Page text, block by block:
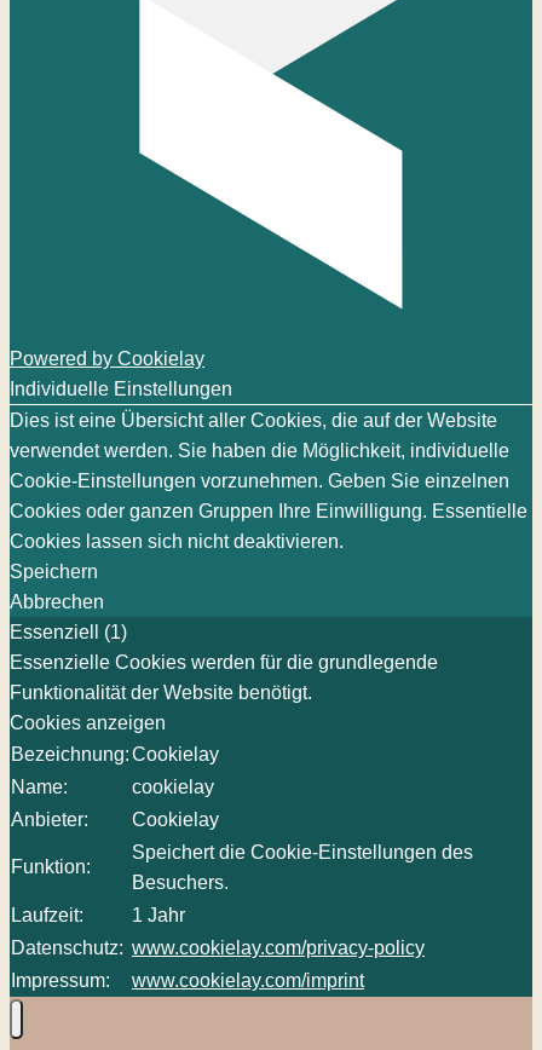
Powered by Cookielay
Individuelle Einstellungen
Dies ist eine Übersicht aller Cookies, die auf der Website
verwendet werden. Sie haben die Möglichkeit, individuelle
Cookie-Einstellungen vorzunehmen. Geben Sie einzelnen
Cookies oder ganzen Gruppen Ihre Einwilligung. Essentielle
Cookies lassen sich nicht deaktivieren.
Speichern
Abbrechen
Essenziell (1)
Essenzielle Cookies werden für die grundlegende
Funktionalität der Website benötigt.
Cookies anzeigen
Bezeichnung:Cookielay
Name:
cookielay
Anbieter:
Cookielay
Funktion:
Speichert die Cookie-Einstellungen des
Besuchers.
Laufzeit:
1 Jahr
Datenschutz: www.cookielay.com/privacy-policy
Impressum:
www.cookielay.com/imprint